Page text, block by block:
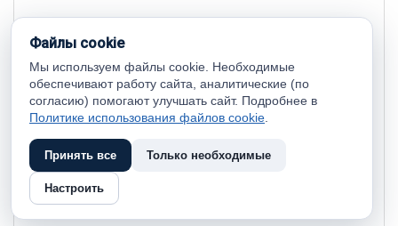
Файлы cookie
Мы используем файлы cookie. Необходимые
обеспечивают работу сайта, аналитические (по
согласию) помогают улучшать сайт. Подробнее в
Политике использования файлов cookie
Принять все Только необходимые
Настроить